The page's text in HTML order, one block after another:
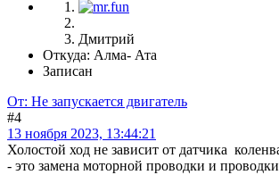
Дмитрий
Откуда: Алма- Ата
Записан
От: Не запускается двигатель
#4
13 ноября 2023, 13:44:21
Холостой ход не зависит от датчика
- это замена моторной проводки и